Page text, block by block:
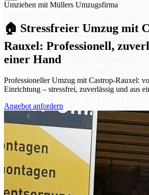
Umziehen mit Müllers Umzugsfirma
🏠 Stressfreier Umzug mit
Rauxel: Professionell,
einer Hand
Professioneller Umzug mit Castrop-Rauxel:
Einrichtung – stressfrei, zuverlässig und aus
Angebot anfordern